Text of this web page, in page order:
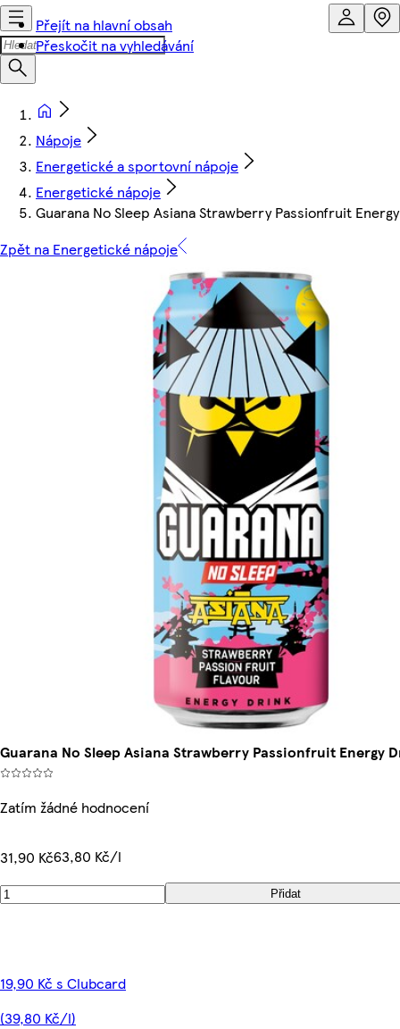
Přejít na hlavní obsah
Přeskočit na vyhledávání
Nápoje
Energetické a sportovní nápoje
Energetické nápoje
Guarana No Sleep Asiana Strawberry Passionfruit
Zpět na Energetické nápoje
Guarana No Sleep Asiana Strawberry Passionfruit Energy
Zatím žádné hodnocení
31,90 Kč63,80 Kč/l
Přidat
19,90 Kč s Clubcard
(39,80 Kč/l)